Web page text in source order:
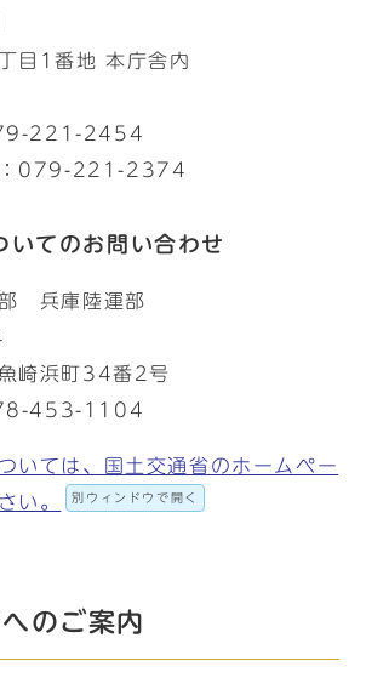
目1番地 本庁舎内
221-2454
：079-221-2374
いてのお問い合わせ
兵庫陸運部
崎浜町34番2号
453-1104
いては、国土交通省のホームペー
い。
別ウィンドウで開く
のご案内